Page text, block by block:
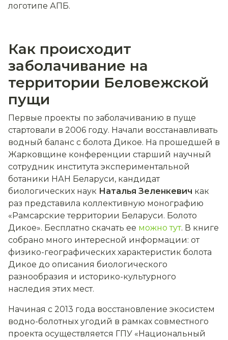
логотипе АПБ.
Как происходит
заболачивание на
территории Беловежской
пущи
Первые проекты по заболачиванию в пуще
стартовали в 2006 году. Начали восстанавливать
водный баланс с болота Дикое. На прошедшей в
Жарковщине конференции старший научный
сотрудник института экспериментальной
ботаники НАН Беларуси, кандидат
биологических наук Наталья Зеленкевич как
раз представила коллективную монографию
«Рамсарские территории Беларуси. Болото
Дикое». Бесплатно скачать ее можно тут. В книге
собрано много интересной информации: от
физико-географических характеристик болота
Дикое до описания биологического
разнообразия и историко-культурного
наследия этих мест.
Начиная с 2013 года восстановление экосистем
водно-болотных угодий в рамках совместного
проекта осуществляется ГПУ «Национальный